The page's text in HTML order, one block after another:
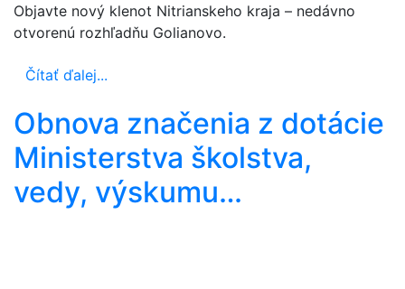
Objavte nový klenot Nitrianskeho kraja – nedávno
otvorenú rozhľadňu Golianovo.
Čítať ďalej...
Obnova značenia z dotácie
Ministerstva školstva,
vedy, výskumu…